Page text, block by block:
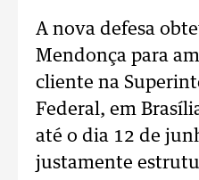
A nova defesa
Mendonça para
cliente na
Federal, em
até o dia 12 de
justamente